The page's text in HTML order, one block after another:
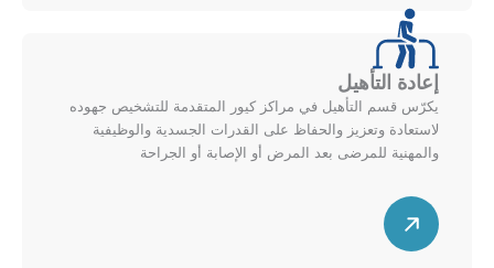
ل
أ
ع
ل
ى
م
خ
ط
ط
ق
ط
ر
ي
ل
ل
م
ي
إعادة التأهيل
يكرّس قسم التأهيل في مراكز كيور المتقدمة للتشخيص جهوده
لاستعادة وتعزيز والحفاظ على القدرات الجسدية والوظيفية
والمهنية للمرضى بعد المرض أو الإصابة أو الجراحة
س
ه